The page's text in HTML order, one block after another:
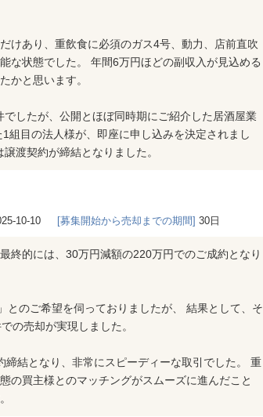
けあり、重飲食に必須のガス4号、動力、店前直吹
な状態でした。 年間6万円ほどの副収入が見込める
かと思います。
したが、公開とほぼ同時期にご紹介した居酒屋業
組目の法人様が、即座に申し込みを決定されまし
渡契約が締結となりました。
10-10 [募集開始から売却までの期間] 30日
終的には、30万円減額の220万円でのご成約となり
のご希望を伺っておりましたが、 結果として、そ
の売却が実現しました。
結となり、非常にスピーディーな取引でした。 重
の買主様とのマッチングがスムーズに進んだこと